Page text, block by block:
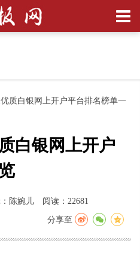
质白银网上开户平台排名榜单一
白银网上开户
陈婉儿 阅读：22681
分享至